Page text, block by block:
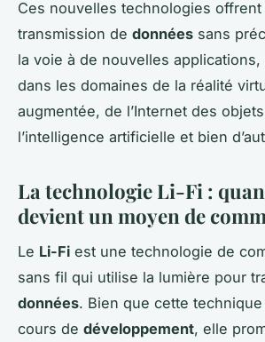
Ces nouvelles technologies
transmission de données sans
la voie à de nouvelles applications,
dans les domaines de la réalité
augmentée, de l’Internet des
l’intelligence artificielle et bien
La technologie Li-Fi :
devient un moyen de
Le Li-Fi est une technologie de
sans fil qui utilise la lumière pour
données. Bien que cette
cours de développement, elle